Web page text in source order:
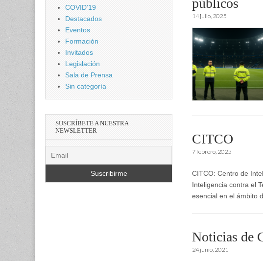
públicos
14 julio, 2025
CITCO
7 febrero, 2025
CITCO: Centro de
Inteligencia contra el
esencial en el ámbito
Noticias de
24 junio, 2021
COVID'19
Destacados
Eventos
Formación
Invitados
Legislación
Sala de Prensa
Sin categoría
SUSCRÍBETE A NUESTRA
NEWSLETTER